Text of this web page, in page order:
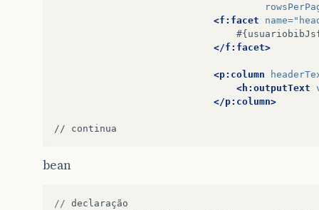
<f:facet
name=
</f:facet>
<p:column
<h:outputText
</p:column>
//
bean
// declaração